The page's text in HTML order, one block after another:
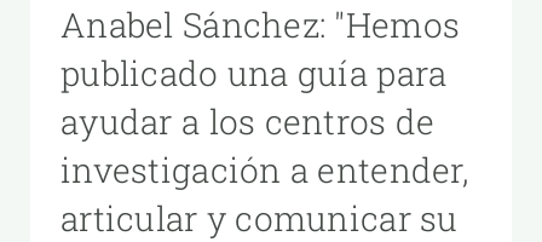
Anabel Sánchez: "Hemos
publicado una guía para
ayudar a los centros de
investigación a entender,
articular y comunicar su